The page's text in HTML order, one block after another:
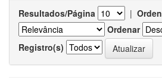
Resultados/Página |
Ordenar
Registro(s)